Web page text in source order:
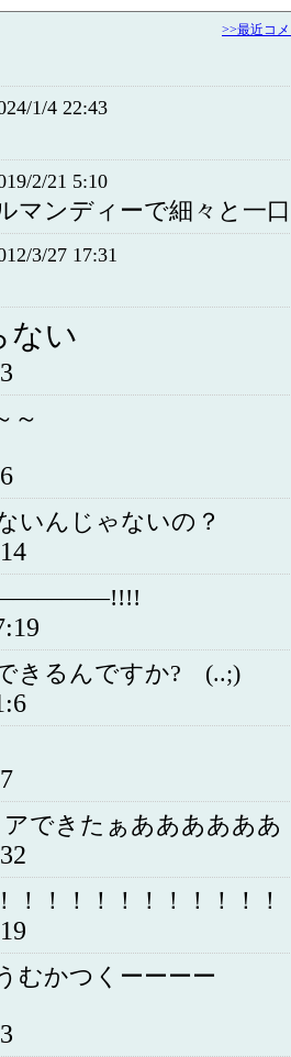
>>最近コ
1/4 22:43
2/21 5:10
マンディーで細々と一
3/27 17:31
ない
～
いんじゃないの？
きるんですか? (..;)
アできたぁあああああ
！！！！！！！！！！！
むかつくーーーー